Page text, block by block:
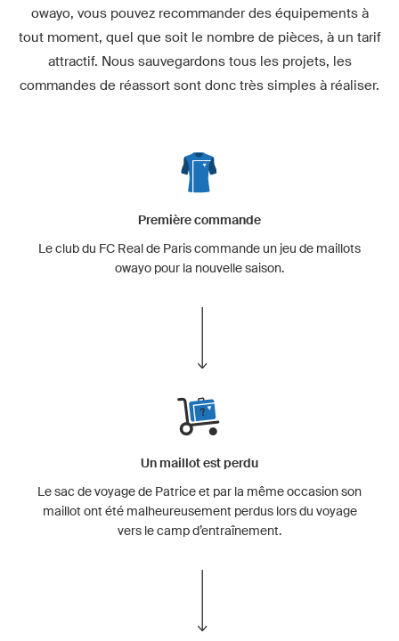
owayo, vous pouvez recommander des équipements à
tout moment, quel que soit le nombre de pièces, à un tarif
attractif. Nous sauvegardons tous les projets, les
commandes de réassort sont donc très simples à réaliser.
Première commande
Le club du FC Real de Paris commande un jeu de maillots
owayo pour la nouvelle saison.
Un maillot est perdu
Le sac de voyage de Patrice et par la même occasion son
maillot ont été malheureusement perdus lors du voyage
vers le camp d’entraînement.